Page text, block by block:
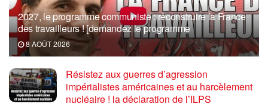
2027, le programme communiste : reconstruire la France
des travailleurs ! [demandez le programme
8 AOÛT 2026
Résistez aux guerres d’agression
impérialistes américaines et au harcèlement
nucléaire ! la déclaration de l’ILPS